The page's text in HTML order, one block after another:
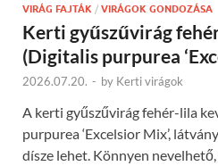
VIRÁG FAJTÁK / VIRÁGOK GONDOZÁSA
Kerti gyűszűvirág
(Digitalis purpurea
2026.07.20. - by Kerti virágok
A kerti gyűszűvirág fehér-lila
purpurea ‘Excelsior Mix’,
dísze lehet. Könnyen